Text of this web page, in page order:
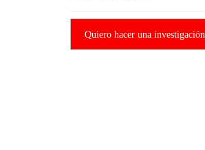
Quiero hacer una investigación